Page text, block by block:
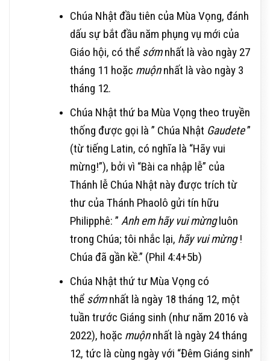
Chúa Nhật đầu tiên của Mùa Vọng, đánh
dấu sự bắt đầu năm phụng vụ mới của
Giáo hội, có thể sớmnhất là vào ngày 27
tháng 11 hoặc muộnnhất là vào ngày 3
tháng 12.
Chúa Nhật thứ ba Mùa Vọng theo truyền
thống được gọi là ” Chúa Nhật Gaudete”
(từ tiếng Latin, có nghĩa là “Hãy vui
mừng!”), bởi vì “Bài ca nhập lễ” của
Thánh lễ Chúa Nhật này được trích từ
thư của Thánh Phaolô gửi tín hữu
Philipphê: ” Anh em hãy vui mừngluôn
trong Chúa; tôi nhắc lại, hãy vui mừng!
Chúa đã gần kề.” (Phil 4:4+5b)
Chúa Nhật thứ tư Mùa Vọng có
thể sớmnhất là ngày 18 tháng 12, một
tuần trước Giáng sinh (như năm 2016 và
2022), hoặc muộnnhất là ngày 24 tháng
12, tức là cùng ngày với “Đêm Giáng sinh”